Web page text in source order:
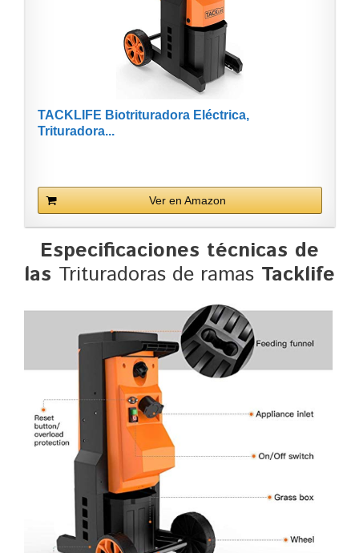
TACKLIFE Biotrituradora Eléctrica,
Trituradora...
Ver en Amazon
Especificaciones técnicas de
las Trituradoras de ramas Tacklife